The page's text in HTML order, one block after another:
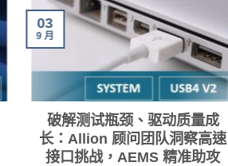
破解测试瓶颈、驱动质量成
长：Allion 顾问团队洞察高速
接口挑战，AEMS 精准助攻
03
9 月